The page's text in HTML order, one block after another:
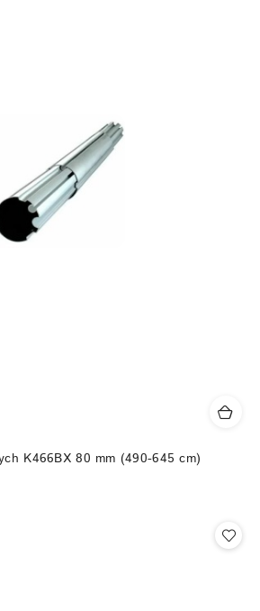
K466BX 80 mm (490-645 cm)